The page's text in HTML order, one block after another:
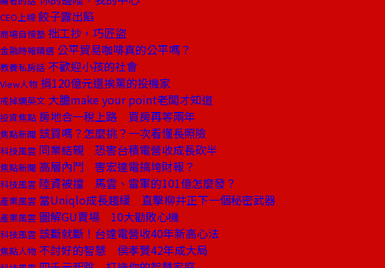
CEO上線 餃子露出餡
商場自慢塾 拙工抄，巧匠盜
金融時報精選 公平貿易咖啡真的公平嗎？
教養私房話 不歡迎小孩的社會
View人物 捐120億元還挨罵的投機家
戒掉爛英文 大膽make your point老闆才知道
投資焦點 房地合一稅上路 買房再等兩年
焦點新聞 該買嗎？怎麼挑？一次看懂長照險
科技風雲 同業結親 恐害台積電營收成長砍半
焦點新聞 高層內鬥 害宏達電搞垮財報？
科技風雲 陸資被擋 馬雲、雷軍的101億怎麼發？
產業風雲 當Uniqlo成長趨緩 直擊柳井正下一個秘密武器
產業風雲 圖解GU賣場 10大勸敗心機
科技風雲 該斷就斷！台達電營收40年新高心法
焦點人物 不討好的智慧 侯孝賢42年成大局